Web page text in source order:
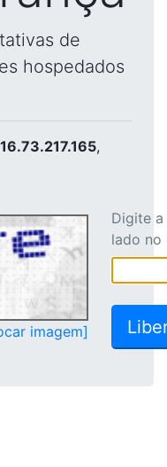
de
hospedados
,
imagem]
Digite
lado no